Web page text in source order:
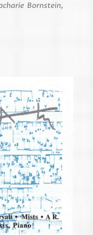
Bornstein,